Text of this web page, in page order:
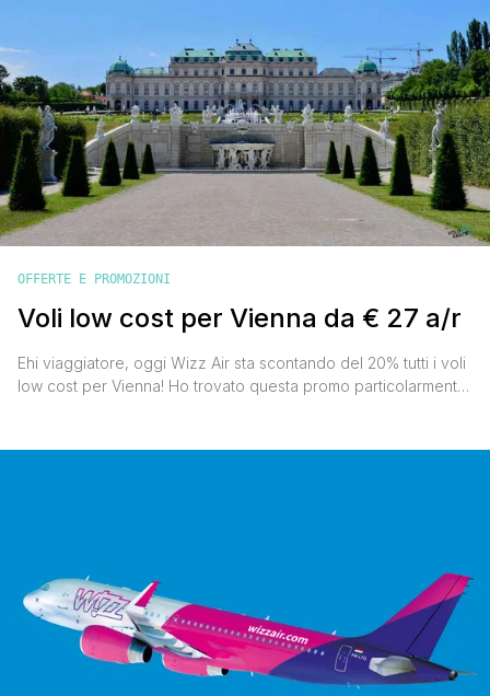
OFFERTE E PROMOZIONI
Voli low cost per Vienna da € 27 a/r
Ehi viaggiatore, oggi Wizz Air sta scontando del 20% tutti i voli
low cost per Vienna! Ho trovato questa promo particolarmente
approfittarne per visitare quella che secondo me è tra le